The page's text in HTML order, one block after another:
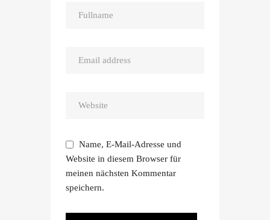
Name, E-Mail-Adresse und
Website in diesem Browser für
meinen nächsten Kommentar
speichern.